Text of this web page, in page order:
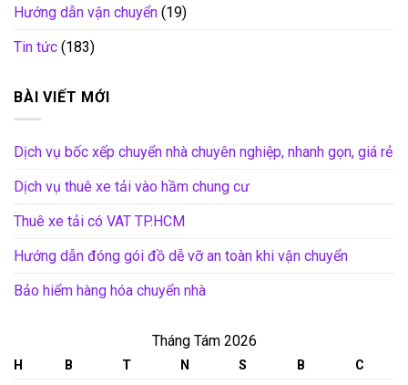
Hướng dẫn vận chuyển (19)
Tin tức (183)
BÀI VIẾT MỚI
Dịch vụ bốc xếp chuyển nhà chuyên nghiệp, nhanh gọn, giá rẻ
Dịch vụ thuê xe tải vào hầm chung cư
Thuê xe tải có VAT TP.HCM
Hướng dẫn đóng gói đồ dễ vỡ an toàn khi vận chuyển
Bảo hiểm hàng hóa chuyển nhà
Tháng Tám 2026
H B T N S B
C